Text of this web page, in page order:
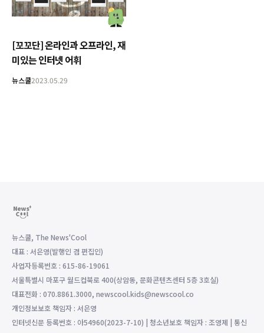
[꼬꼬단] 온라인과 오프라인, 재
미있는 인터넷 어휘
뉴스쿨2023.05.29
뉴스쿨, The News'Cool
대표 : 서은영(발행인 겸 편집인)
사업자등록번호 : 615-86-19061
서울특별시 마포구 월드컵북로 400(상암동, 문화콘텐츠센터 5층 3호실)
대표전화 : 070.8861.3000, newscool.kids@newscool.co
개인정보보호 책임자 : 서은영
인터넷신문 등록번호 : 아54960(2023-7-10) | 청소년보호 책임자 : 조영제 | 통신